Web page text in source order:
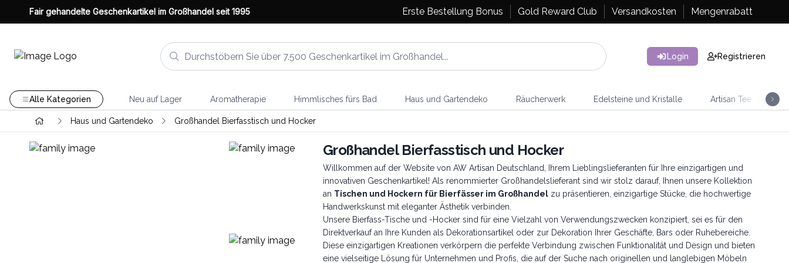
Fair gehandelte Geschenkartikel im Großhandel seit 1995 Erste Bestellung Bonus Gold Reward Club Versandkosten Mengenrabatt
Login Registrieren
Alle Kategorien Neu auf Lager Aromatherapie Himmlisches fürs Bad Haus und Gartendeko Räucherwerk Edelsteine und Kristalle Artisan Tee
Haus und Gartendeko Großhandel Bierfasstisch und Hocker
Großhandel Bierfasstisch und Hocker
Willkommen auf der Website von AW Artisan Deutschland, Ihrem Lieblingslieferanten für Ihre einzigartigen und
innovativen Geschenkartikel! Als renommierter Großhandelslieferant sind wir stolz darauf, Ihnen unsere Kollektion
an Tischen und Hockern für Bierfässer im Großhandel zu präsentieren, einzigartige Stücke, die hochwertige
Handwerkskunst mit eleganter Ästhetik verbinden.
Unsere Bierfass-Tische und -Hocker sind für eine Vielzahl von Verwendungszwecken konzipiert, sei es für den
Direktverkauf an Ihre Kunden als Dekorationsartikel oder zur Dekoration Ihrer Geschäfte, Bars oder Ruhebereiche.
Diese einzigartigen Kreationen verkörpern die perfekte Verbindung zwischen Funktionalität und Design und bieten
eine vielseitige Lösung für Unternehmen und Profis, die auf der Suche nach originellen und langlebigen Möbeln